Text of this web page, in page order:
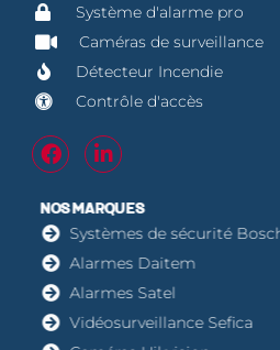
Système d'alarme pro
Caméras de surveillance
Détecteur Incendie
Contrôle d'accès
NOS MARQUES
Systèmes de sécurité Bosch
Alarmes Daitem
Alarmes Satel
Vidéosurveillance Sefica